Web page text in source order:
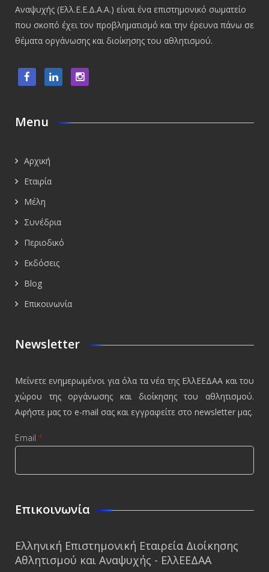
Αναψυχής (Ελλ.Ε.Ε.Δ.Α.Α.) είναι ένα επιστημονικό σωματείο
που σκοπό έχει τον προβληματισμό και την έρευνα πάνω σε
θέματα οργάνωσης και διοίκησης του αθλητισμού.
Menu
Αρχική
Εταιρία
Μέλη
Συνέδρια
Περιοδικό
Εκδόσεις
Blog
Επικοινωνία
Newsletter
Μείνετε ενημερωμένοι για όλα τα νέα της ΕλλΕΕΔΑΑ και του
χώρου της οργάνωσης και διοίκησης του αθλητισμού.
Αφήστε μας το e-mail σας και εγγραφείτε στο newsletter μας.
Email *
This
whether or
not you are
Επικοινωνία
Ελληνική Επιστημονική Εταιρεία Διοίκησης
Αθλητισμού και Αναψυχής - ΕλλΕΕΔΑΑ